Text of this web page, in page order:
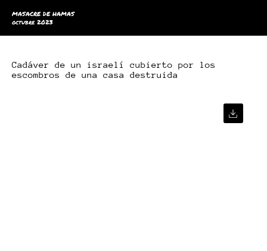
MASACRE DE HAMAS
octubre 2023
Cadáver de un israelí cubierto por los
escombros de una casa destruida